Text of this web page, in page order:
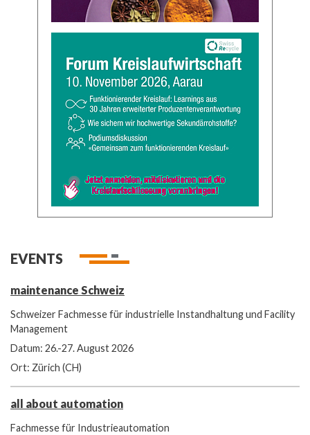
EVENTS
maintenance Schweiz
Schweizer Fachmesse für industrielle Instandhaltung und Facility
Management
Datum: 26.-27. August 2026
Ort: Zürich (CH)
all about automation
Fachmesse für Industrieautomation